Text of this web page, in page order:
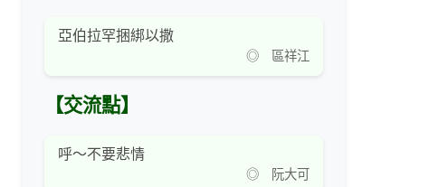
亞伯拉罕捆綁以撒
◎ 區祥江
【交流點】
呼～不要悲情
◎ 阮大可